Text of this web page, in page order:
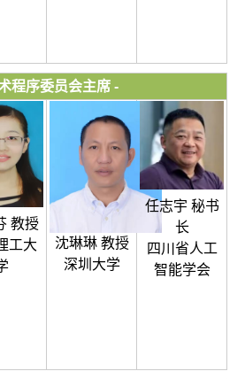
程序委员会主席 -
教授
工大
沈琳琳 教授
深圳大学
任志宇 秘书
长
四川省人工
智能学会